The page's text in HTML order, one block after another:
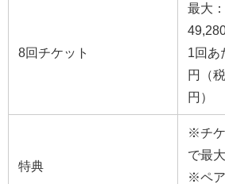
8回チケット
最大
1回あ
円（
円）
特典
※チ
で最
※ペア